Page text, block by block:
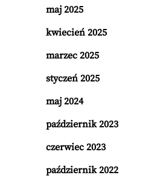
maj 2025
kwiecień 2025
marzec 2025
styczeń 2025
maj 2024
październik 2023
czerwiec 2023
październik 2022